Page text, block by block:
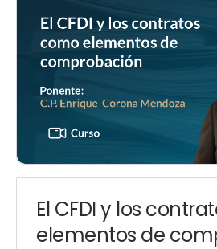
El CFDI y los
elementos de